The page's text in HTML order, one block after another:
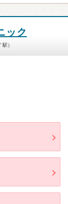
ック
）